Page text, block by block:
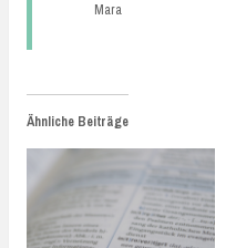
Mara
Ähnliche Beiträge